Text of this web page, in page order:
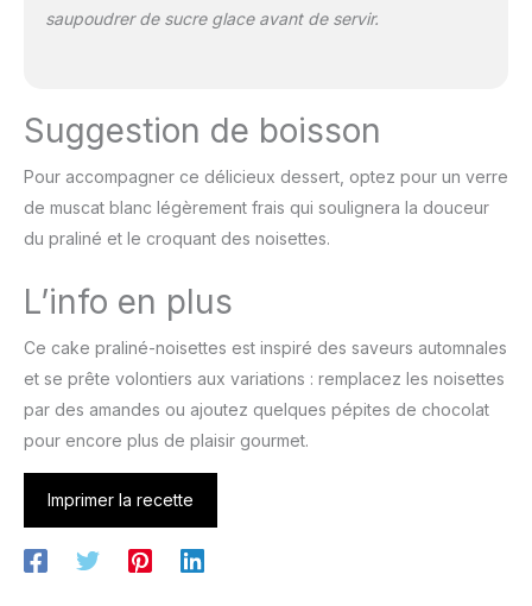
saupoudrer de sucre glace avant de servir.
Suggestion de boisson
Pour accompagner ce délicieux dessert, optez pour un verre
de muscat blanc légèrement frais qui soulignera la douceur
du praliné et le croquant des noisettes.
L’info en plus
Ce cake praliné-noisettes est inspiré des saveurs automnales
et se prête volontiers aux variations : remplacez les noisettes
par des amandes ou ajoutez quelques pépites de chocolat
pour encore plus de plaisir gourmet.
Imprimer la recette